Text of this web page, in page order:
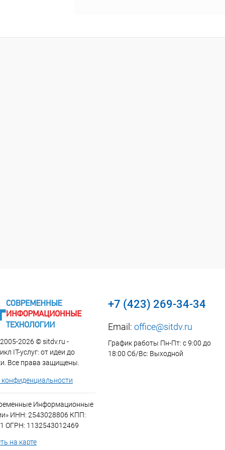
2026 © sitdv.ru -
IT-услуг: от идеи до
Все права защищены.
Информационные
ИНН: 2543028806 КПП:
ОГРН: 1132543012469
на карте
+7 (423) 269-34-34
Email: office@sitdv.ru
График работы Пн-Пт: с 9:00 до
18:00 Сб/Вс: Выходной